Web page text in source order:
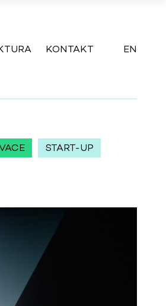
EN
KONTAKT
START-UP